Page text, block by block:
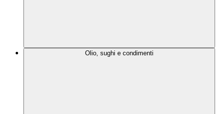
Olio, sughi e condimenti